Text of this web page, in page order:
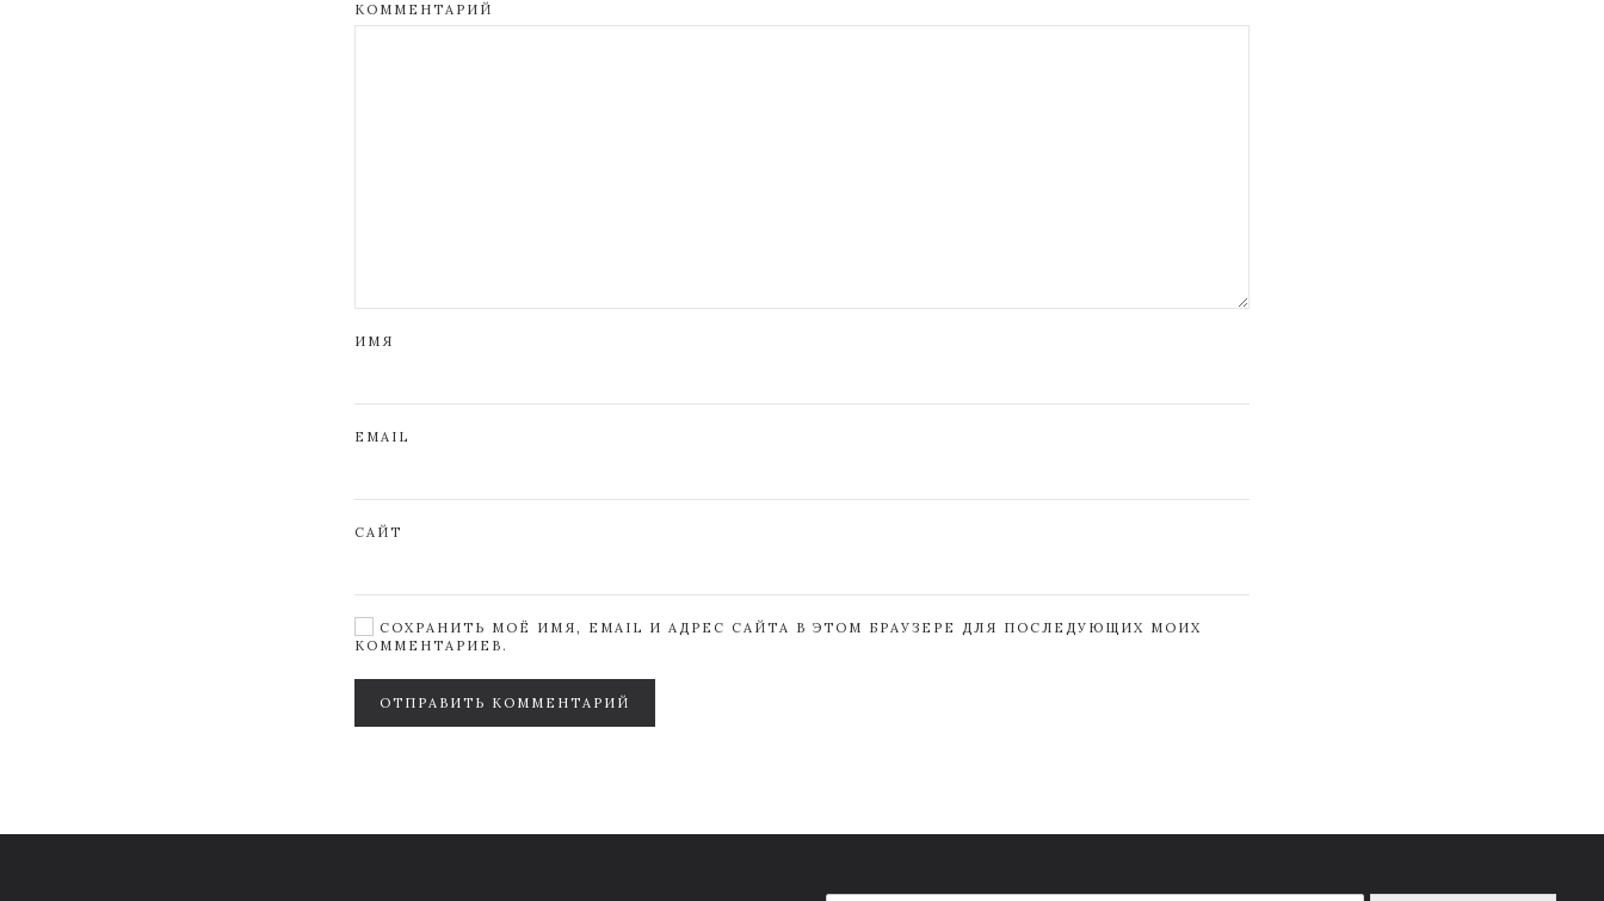
КОММЕНТАРИЙ
ИМЯ
EMAIL
САЙТ
СОХРАНИТЬ МОЁ ИМЯ, EMAIL И АДРЕС САЙТА В ЭТОМ БРАУЗЕРЕ ДЛЯ ПОСЛЕДУЮЩИХ МОИХ
КОММЕНТАРИЕВ.
ОТПРАВИТЬ КОММЕНТАРИЙ